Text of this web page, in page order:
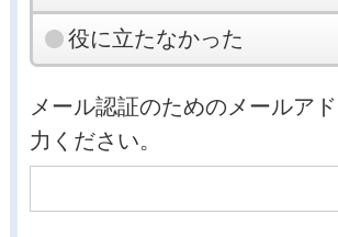
役に立たなかった
メール認証のためのメールア
力ください。